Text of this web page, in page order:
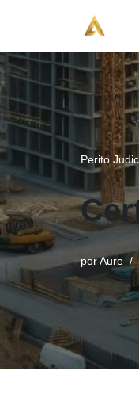
al
contenido
Perito
porAure